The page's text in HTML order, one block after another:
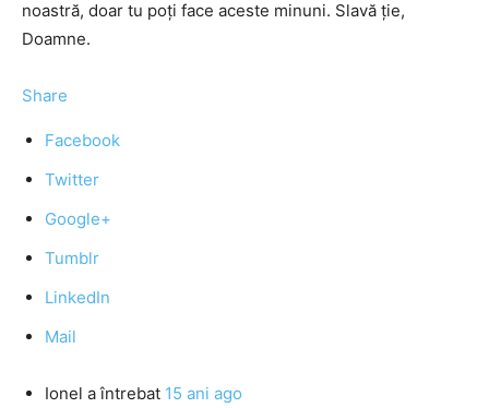
noastră, doar tu poţi face aceste minuni. Slavă ţie,
Doamne.
Share
Facebook
Twitter
Google+
Tumblr
LinkedIn
Mail
Ionel a întrebat 15 ani ago